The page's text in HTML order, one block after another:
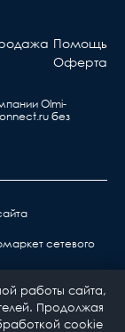
Помощь
Оферта
Olmi-
без
сетевого
работы сайта,
Продолжая
cookie